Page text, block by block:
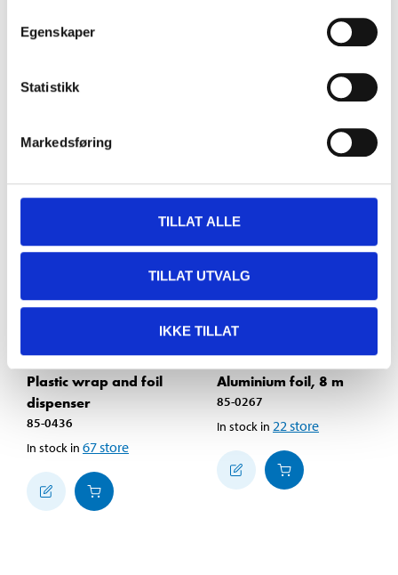
Egenskaper
Statistikk
Markedsføring
TILLAT ALLE
TILLAT UTVALG
IKKE TILLAT
85-8021
9990
Plastic wrap and foil
dispenser
85-0436
In stock in 67store
1990
Aluminium foil, 8 m
85-0267
In stock in 22 store